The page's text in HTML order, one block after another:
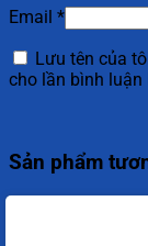
Email *
Lưu tên của
cho lần bình luận
Sản phẩm